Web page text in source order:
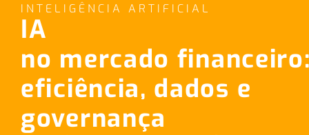
INTELIGÊNCIA ARTIFICIAL
IA
no mercado
eficiência, dados e
governança